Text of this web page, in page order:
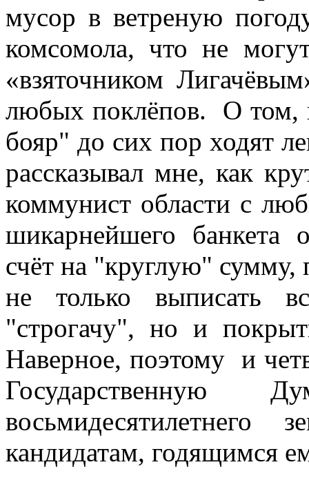
мусор в ветреную
комсомола, что не
«взяточником
любых поклёпов. О том,
бояр" до сих пор ходят
рассказывал мне, как
коммунист области с
шикарнейшего банкета
счёт на "круглую" сумму,
не только выписать
"строгачу", но и
Наверное, поэтому и
Государственную
кандидатам, годящимся